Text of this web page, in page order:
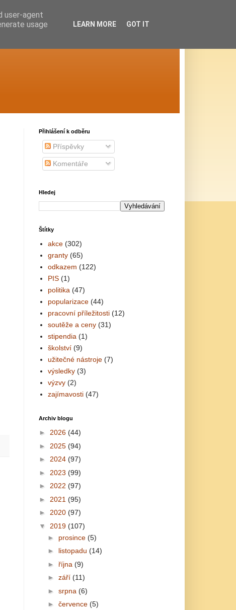
Přihlášení k odběru
Příspěvky
Komentáře
Hledej
Štítky
akce (302)
granty (65)
odkazem (122)
PIS (1)
politika (47)
popularizace (44)
pracovní příležitosti (12)
soutěže a ceny (31)
stipendia (1)
školství (9)
užitečné nástroje (7)
výsledky (3)
výzvy (2)
zajímavosti (47)
Archiv blogu
► 2026 (44)
► 2025 (94)
► 2024 (97)
► 2023 (99)
► 2022 (97)
► 2021 (95)
► 2020 (97)
▼ 2019 (107)
► prosince (5)
► listopadu (14)
► října (9)
► září (11)
► srpna (6)
► července (5)
user-agent
usage
LEARN MORE GOT IT